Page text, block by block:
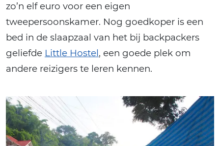
zo’n elf euro voor een eigen
tweepersoonskamer. Nog goedkoper is een
bed in de slaapzaal van het bij backpackers
geliefde Little Hostel, een goede plek om
andere reizigers te leren kennen.